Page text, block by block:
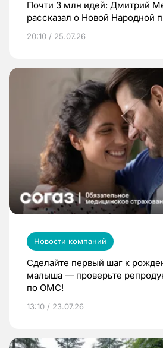
Почти 3 млн идей: Дмитрий
рассказал о Новой Народной
20:10 / 25.07.26
Новости компаний
Сделайте первый шаг к
малыша — проверьте
по ОМС!
13:10 / 23.07.26